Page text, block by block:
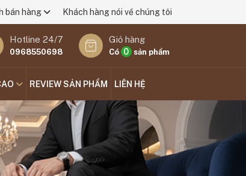
bán hàng Khách hàng nói về chúng tôi
Giỏ hàng
Có 0 sản phẩm
Hotline 24/7
0968550698
REVIEW SẢN PHẨM LIÊN HỆ